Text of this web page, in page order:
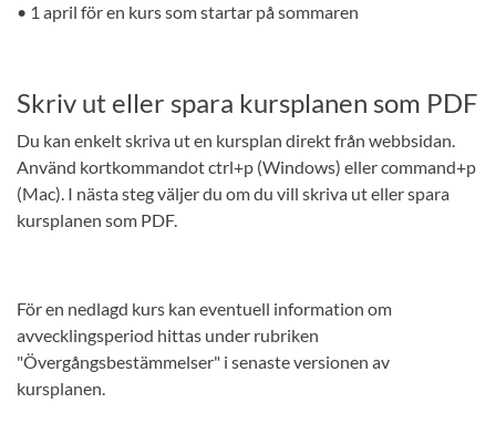
• 1 april för en kurs som startar på sommaren
Skriv ut eller spara kursplanen som PDF
Du kan enkelt skriva ut en kursplan direkt från webbsidan.
Använd kortkommandot ctrl+p (Windows) eller command+p
(Mac). I nästa steg väljer du om du vill skriva ut eller spara
kursplanen som PDF.
För en nedlagd kurs kan eventuell information om
avvecklingsperiod hittas under rubriken
"Övergångsbestämmelser" i senaste versionen av
kursplanen.